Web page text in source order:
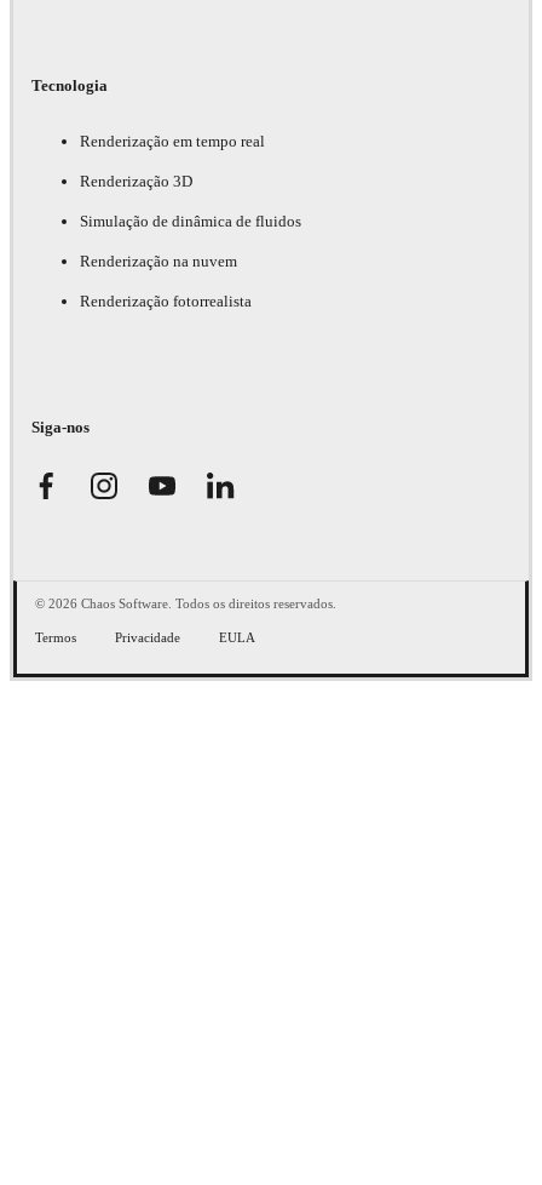
Tecnologia
Renderização em tempo real
Renderização 3D
Simulação de dinâmica de fluidos
Renderização na nuvem
Renderização fotorrealista
Siga-nos
© 2026 Chaos Software. Todos os direitos reservados.
Termos Privacidade EULA